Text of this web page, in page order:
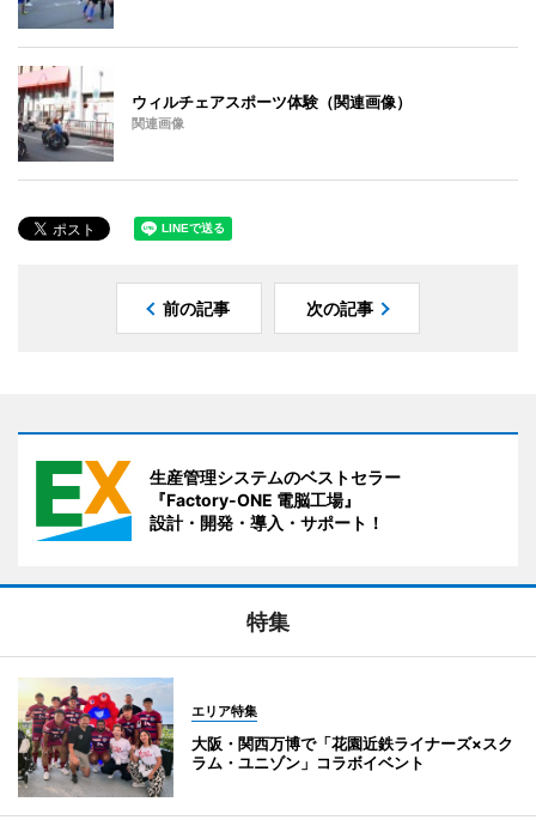
ウィルチェアスポーツ体験（関連画像）
関連画像
前の記事 次の記事
生産管理システムのベストセラー
『Factory-ONE 電脳工場』
設計・開発・導入・サポート！
特集
エリア特集
大阪・関西万博で「花園近鉄ライナーズ×スク
ラム・ユニゾン」コラボイベント